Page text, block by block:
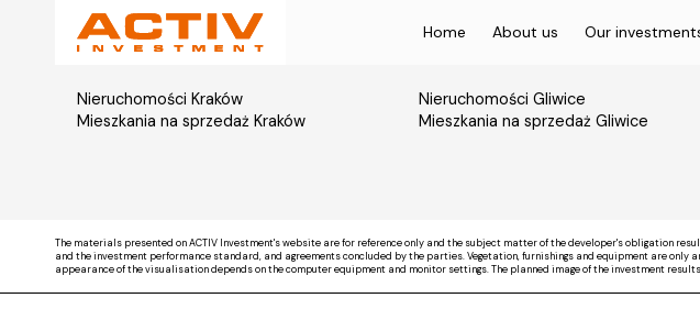
Home About us Our
Nieruchomości Kraków
Mieszkania na sprzedaż Kraków
Nieruchomości Gliwice
Mieszkania na sprzedaż Gliwice
The materials presented on ACTIV Investment's website are for reference only and the subject matter of the developer's obligation
and the investment performance standard, and agreements concluded by the parties. Vegetation, furnishings and equipment are
appearance of the visualisation depends on the computer equipment and monitor settings. The planned image of the investment